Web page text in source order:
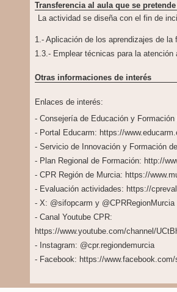
Transferencia al aula que se
La actividad se diseña con el fin de
1.- Aplicación de los aprendizajes de la
1.3.- Emplear técnicas para la atención
Otras informaciones de interés
Enlaces de interés:
- Consejería de Educación y
- Portal Educarm: https://
- Servicio de Innovación y Formación
- Plan Regional de Formación: http://
- CPR Región de Murcia: https://
- Evaluación actividades: https://
- X: @sifopcarm y @CPRRegionMurcia
- Canal Youtube CPR:
https://www.youtube.com/channel/
- Instagram: @cpr.regiondemurcia
- Facebook: https://